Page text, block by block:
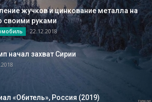
жучков и цинкование металла на
своими руками
22.12.2018
начал захват Сирии
«Обитель», Россия (2019)